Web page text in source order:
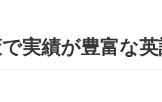
実績が豊富な